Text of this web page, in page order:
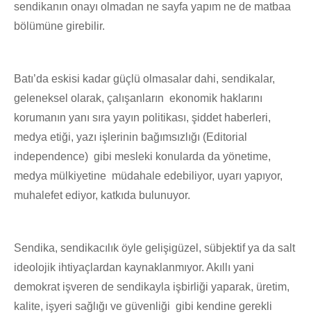
sendikanın onayı olmadan ne sayfa yapım ne de matbaa
bölümüne girebilir.
Batı’da eskisi kadar güçlü olmasalar dahi, sendikalar,
geleneksel olarak, çalışanların ekonomik haklarını
korumanın yanı sıra yayın politikası, şiddet haberleri,
medya etiği, yazı işlerinin bağımsızlığı (Editorial
independence) gibi mesleki konularda da yönetime,
medya mülkiyetine müdahale edebiliyor, uyarı yapıyor,
muhalefet ediyor, katkıda bulunuyor.
Sendika, sendikacılık öyle gelişigüzel, sübjektif ya da salt
ideolojik ihtiyaçlardan kaynaklanmıyor. Akıllı yani
demokrat işveren de sendikayla işbirliği yaparak, üretim,
kalite, işyeri sağlığı ve güvenliği gibi kendine gerekli